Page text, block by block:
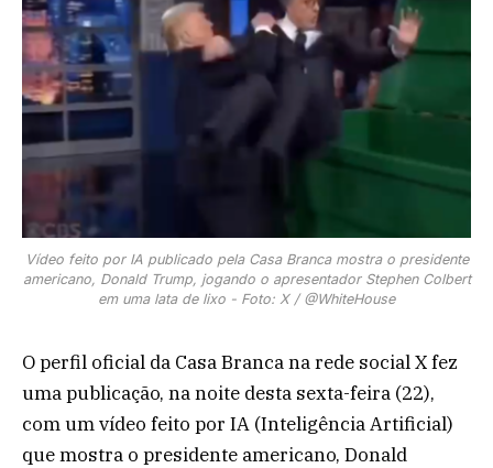
Vídeo feito por IA publicado pela Casa Branca mostra o presidente
americano, Donald Trump, jogando o apresentador Stephen Colbert
em uma lata de lixo - Foto: X / @WhiteHouse
O perfil oficial da Casa Branca na rede social X fez
uma publicação, na noite desta sexta-feira (22),
com um vídeo feito por IA (Inteligência Artificial)
que mostra o presidente americano, Donald